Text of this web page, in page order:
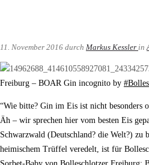
11. November 2016 durch Markus Kessler in
Freiburg – BOAR Gin incognito by #
“Wie bitte? Gin im Eis ist nicht besonders
Äh – wir sprechen hier vom besten Eis
Schwarzwald (Deutschland? die Welt?) zu
heimischem Trüffel veredelt, ist für